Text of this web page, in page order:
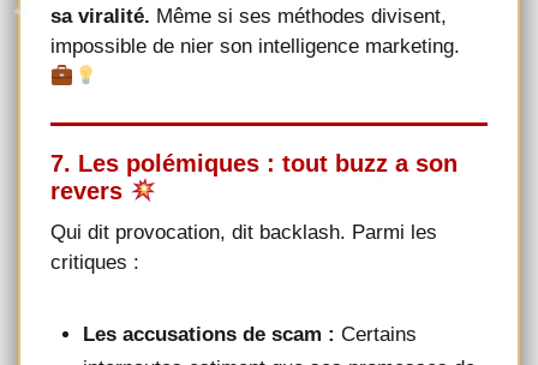
sa viralité. Même si ses méthodes divisent,
impossible de nier son intelligence marketing.
7. Les polémiques : tout buzz a son
revers
Qui dit provocation, dit backlash. Parmi les
critiques :
Les accusations de scam : Certains